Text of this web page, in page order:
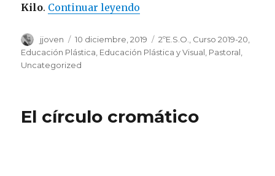
Kilo. Continuar leyendo
Autor
jjoven
Publicado
el
10 diciembre, 2019 Categorías
2ºE.S.O. Curso 2019-20
Educación Plástica Educación Plástica y Visual Pastoral
Uncategorized
El círculo cromático